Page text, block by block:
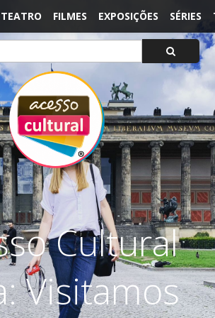
TEATRO FILMES EXPOSIÇÕES SÉRIES
Cultural
Visitamos